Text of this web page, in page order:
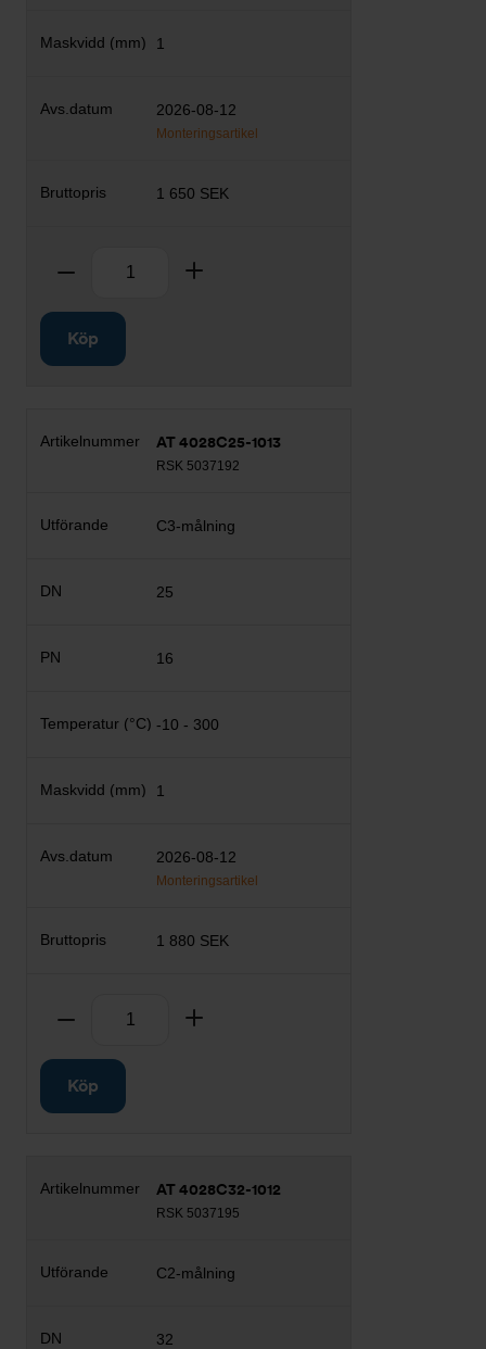
1
2026-08-12
Monteringsartikel
1 650 SEK
Ta bort
Köp
AT 4028C25-1013
RSK 5037192
C3-målning
25
16
-10 - 300
1
2026-08-12
Monteringsartikel
1 880 SEK
Ta bort
Köp
AT 4028C32-1012
RSK 5037195
C2-målning
32